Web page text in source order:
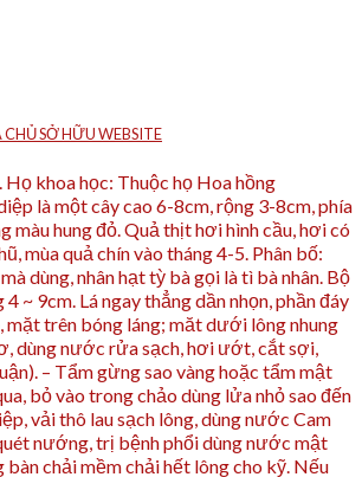
SỞ HỮU WEBSITE
khoa học: Thuộc họ Hoa hồng
là một cây cao 6-8cm, rộng 3-8cm, phía
màu hung đỏ. Quả thịt hơi hình cầu, hơi có
mùa quả chín vào tháng 4-5. Phân bố:
dùng, nhân hạt tỳ bà gọi là tì bà nhân. Bộ
~ 9cm. Lá ngay thẳng dần nhọn, phần đáy
mặt trên bóng láng; măt dưới lông nhung
dùng nước rửa sạch, hơi ướt, cắt sợi,
– Tẩm gừng sao vàng hoặc tẩm mật
bỏ vào trong chảo dùng lửa nhỏ sao đến
vải thô lau sạch lông, dùng nước Cam
nướng, trị bệnh phổi dùng nước mật
chải mềm chải hết lông cho kỹ. Nếu